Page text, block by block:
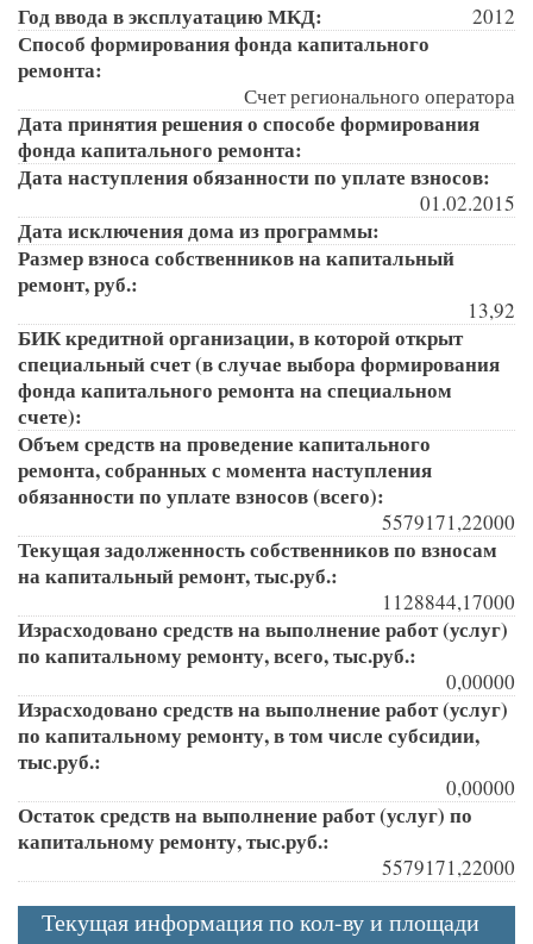
Год ввода в эксплуатацию МКД: 2012
Способ формирования фонда капитального
ремонта:
Счет регионального оператора
Дата принятия решения о способе формирования
фонда капитального ремонта:
Дата наступления обязанности по уплате взносов:
01.02.2015
Дата исключения дома из программы:
Размер взноса собственников на капитальный
ремонт, руб.:
13,92
БИК кредитной организации, в которой открыт
специальный счет (в случае выбора формирования
фонда капитального ремонта на специальном
счете):
Объем средств на проведение капитального
ремонта, собранных с момента наступления
обязанности по уплате взносов (всего):
5579171,22000
Текущая задолженность собственников по взносам
на капитальный ремонт, тыс.руб.:
1128844,17000
Израсходовано средств на выполнение работ (услуг)
по капитальному ремонту, всего, тыс.руб.:
0,00000
Израсходовано средств на выполнение работ (услуг)
по капитальному ремонту, в том числе субсидии,
тыс.руб.:
0,00000
Остаток средств на выполнение работ (услуг) по
капитальному ремонту, тыс.руб.:
5579171,22000
Текущая информация по кол-ву и площади